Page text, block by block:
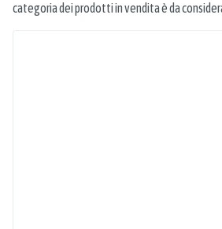
categoria dei prodotti in vendita è da